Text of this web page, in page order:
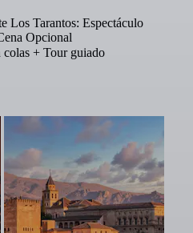
Los Tarantos: Espectáculo
Opcional
+ Tour guiado